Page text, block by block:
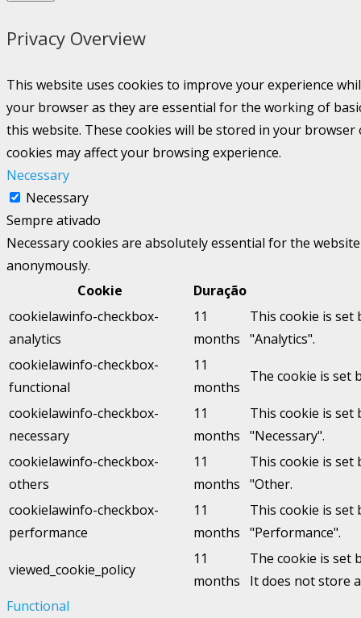
Privacy Overview
This website uses cookies to improve your experience
your browser as they are essential for the working of
this website. These cookies will be stored in your
cookies may affect your browsing experience.
Necessary
Necessary
Sempre ativado
Necessary cookies are absolutely essential for the
anonymously.
Cookie
Duração
cookielawinfo-checkbox-
analytics
11
months
This cookie is set
"Analytics".
cookielawinfo-checkbox-
functional
11
months
The cookie is set
cookielawinfo-checkbox-
necessary
11
months
This cookie is set
"Necessary".
cookielawinfo-checkbox-
others
11
months
This cookie is set
"Other.
cookielawinfo-checkbox-
performance
11
months
This cookie is set
"Performance".
viewed_cookie_policy
11
months
The cookie is set
It does not store
Functional